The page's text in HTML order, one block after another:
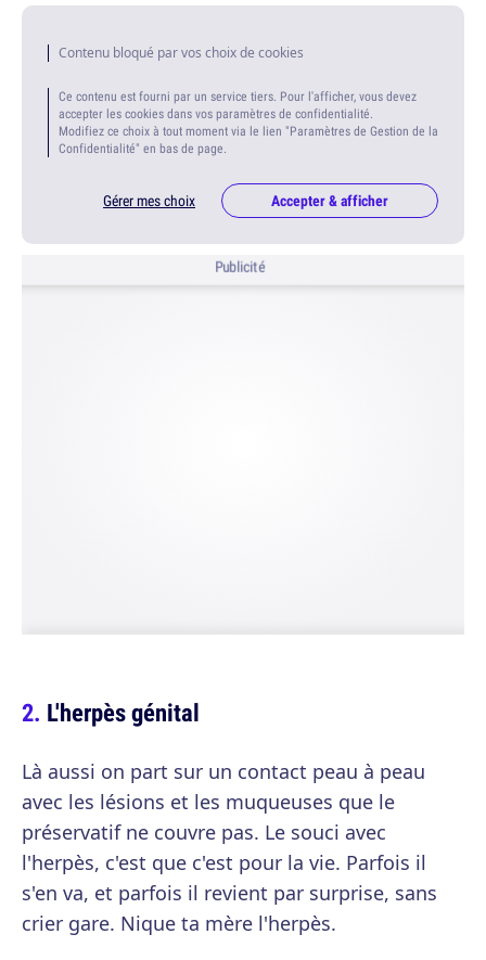
Contenu bloqué par vos choix de cookies
Ce contenu est fourni par un service tiers. Pour l'afficher, vous devez
accepter les cookies dans vos paramètres de confidentialité.
Modifiez ce choix à tout moment via le lien "Paramètres de Gestion de la
Confidentialité" en bas de page.
Gérer mes choix Accepter & afficher
Publicité
L'herpès génital
Là aussi on part sur un contact peau à peau
avec les lésions et les muqueuses que le
préservatif ne couvre pas. Le souci avec
l'herpès, c'est que c'est pour la vie. Parfois il
s'en va, et parfois il revient par surprise, sans
crier gare. Nique ta mère l'herpès.